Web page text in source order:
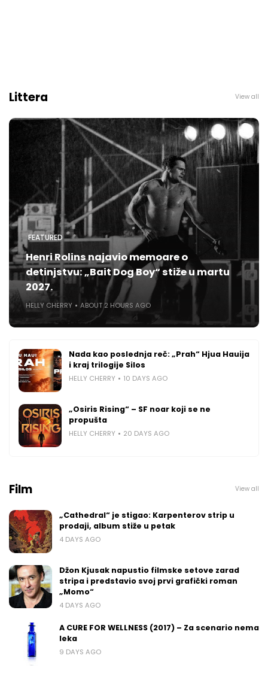
Littera View all
FEATURED
Henri Rolins najavio memoare o
detinjstvu: „Bait Dog Boy“ stiže u martu
2027.
HELLY CHERRY ABOUT 2 HOURS AGO
Nada kao poslednja reč: „Prah“ Hjua Hauija
i kraj trilogije Silos
HELLY CHERRY 10 DAYS AGO
„Osiris Rising“ – SF noar koji se ne
propušta
HELLY CHERRY 20 DAYS AGO
Film View all
„Cathedral“ je stigao: Karpenterov strip u
prodaji, album stiže u petak
4 DAYS AGO
Džon Kjusak napustio filmske setove zarad
stripa i predstavio svoj prvi grafički roman
„Momo“
4 DAYS AGO
A CURE FOR WELLNESS (2017) – Za scenario nema
leka
9 DAYS AGO